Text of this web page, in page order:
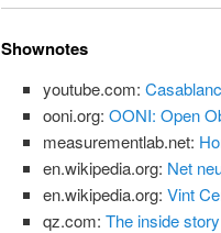
Shownotes
youtube.com:
ooni.org: OONI: Open
measurementlab.net:
en.wikipedia.org: Net
en.wikipedia.org: Vint
qz.com: The inside